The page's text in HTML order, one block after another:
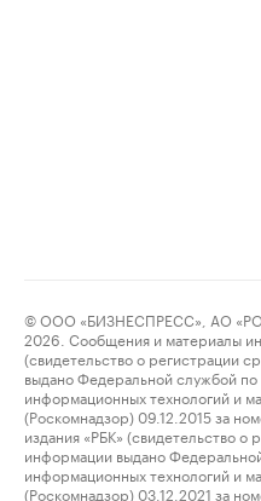
© ООО «БИЗНЕСПРЕСС», АО
2026. Сообщения и материалы
(свидетельство о регистрации
выдано Федеральной службой по
информационных технологий и
(Роскомнадзор) 09.12.2015 за
издания «РБК» (свидетельство о
информации выдано
информационных технологий и
(Роскомнадзор) 03.12.2021 за